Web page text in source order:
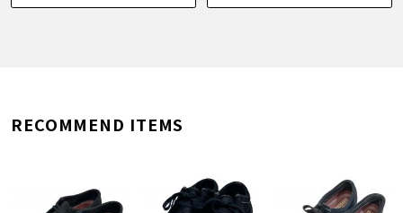
RECOMMEND ITEMS